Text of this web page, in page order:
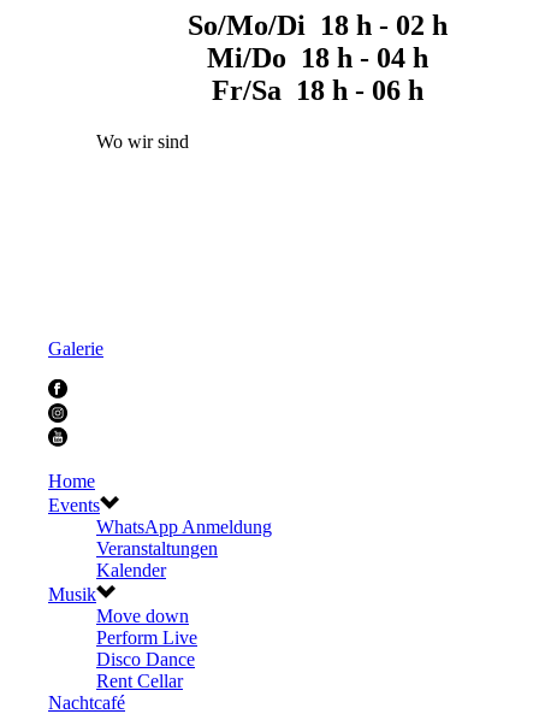
So/Mo/Di 18 h - 02 h
Mi/Do 18 h - 04 h
Fr/Sa 18 h - 06 h
Wo wir sind
Galerie
Home
Events
WhatsApp Anmeldung
Veranstaltungen
Kalender
Musik
Move down
Perform Live
Disco Dance
Rent Cellar
Nachtcafé